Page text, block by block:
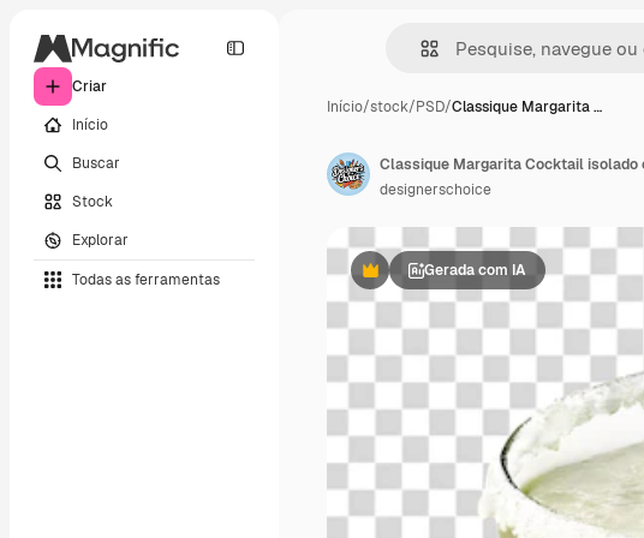
Criar
Início
Buscar
Stock
Explorar
Todas as ferramentas
Início/stock/PSD/Classique Margarita …
PremiumGerada com IA
Classique Margarita Cocktail isolado
designerschoice